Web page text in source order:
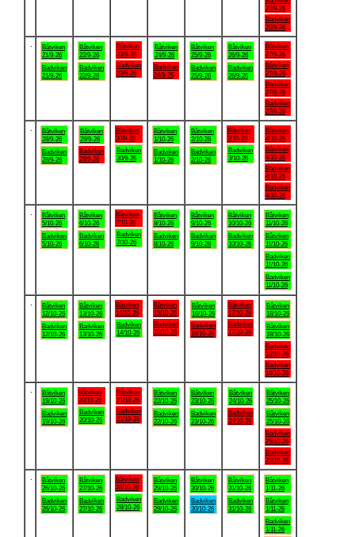
20/9-26
Badviken
20/9-26
Båtviken
21/9-26
Badviken
21/9-26
Båtviken
22/9-26
Badviken
22/9-26
Båtviken
23/9-26
Badviken
23/9-26
Båtviken
24/9-26
Badviken
24/9-26
Båtviken
25/9-26
Badviken
25/9-26
Båtviken
26/9-26
Badviken
26/9-26
Båtviken
27/9-26
Båtviken
27/9-26
Badviken
27/9-26
Badviken
27/9-26
Båtviken
28/9-26
Badviken
28/9-26
Båtviken
29/9-26
Badviken
29/9-26
Båtviken
30/9-26
Badviken
30/9-26
Båtviken
1/10-26
Badviken
1/10-26
Båtviken
2/10-26
Badviken
2/10-26
Båtviken
3/10-26
Badviken
3/10-26
Båtviken
4/10-26
Båtviken
4/10-26
Badviken
4/10-26
Badviken
4/10-26
Båtviken
5/10-26
Badviken
5/10-26
Båtviken
6/10-26
Badviken
6/10-26
Båtviken
7/10-26
Badviken
7/10-26
Båtviken
8/10-26
Badviken
8/10-26
Båtviken
9/10-26
Badviken
9/10-26
Båtviken
10/10-26
Badviken
10/10-26
Båtviken
11/10-26
Båtviken
11/10-26
Badviken
11/10-26
Badviken
11/10-26
Båtviken
12/10-26
Badviken
12/10-26
Båtviken
13/10-26
Badviken
13/10-26
Båtviken
14/10-26
Badviken
14/10-26
Båtviken
15/10-26
Badviken
15/10-26
Båtviken
16/10-26
Badviken
16/10-26
Båtviken
17/10-26
Badviken
17/10-26
Båtviken
18/10-26
Båtviken
18/10-26
Badviken
18/10-26
Badviken
18/10-26
Båtviken
19/10-26
Badviken
19/10-26
Båtviken
20/10-26
Badviken
20/10-26
Båtviken
21/10-26
Badviken
21/10-26
Båtviken
22/10-26
Badviken
22/10-26
Båtviken
23/10-26
Badviken
23/10-26
Båtviken
24/10-26
Badviken
24/10-26
Båtviken
25/10-26
Båtviken
25/10-26
Badviken
25/10-26
Badviken
25/10-26
Båtviken
26/10-26
Badviken
26/10-26
Båtviken
27/10-26
Badviken
27/10-26
Båtviken
28/10-26
Badviken
28/10-26
Båtviken
29/10-26
Badviken
29/10-26
Båtviken
30/10-26
Badviken
30/10-26
Båtviken
31/10-26
Badviken
31/10-26
Båtviken
1/11-26
Båtviken
1/11-26
Badviken
1/11-26